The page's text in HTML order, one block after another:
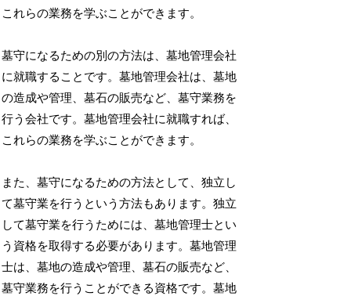
これらの業務を学ぶことができます。
墓守になるための別の方法は、墓地管理会社
に就職することです。墓地管理会社は、墓地
の造成や管理、墓石の販売など、墓守業務を
行う会社です。墓地管理会社に就職すれば、
これらの業務を学ぶことができます。
また、墓守になるための方法として、独立し
て墓守業を行うという方法もあります。独立
して墓守業を行うためには、墓地管理士とい
う資格を取得する必要があります。墓地管理
士は、墓地の造成や管理、墓石の販売など、
墓守業務を行うことができる資格です。墓地